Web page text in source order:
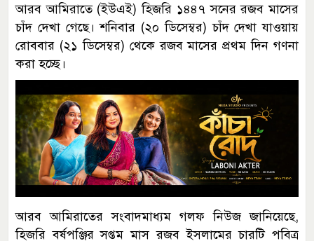
আরব আমিরাতে (ইউএই) হিজরি ১৪৪৭ সনের রজব মাসের
চাঁদ দেখা গেছে। শনিবার (২০ ডিসেম্বর) চাঁদ দেখা যাওয়ায়
রোববার (২১ ডিসেম্বর) থেকে রজব মাসের প্রথম দিন গণনা
করা হচ্ছে।
আরব আমিরাতের সংবাদমাধ্যম গলফ নিউজ জানিয়েছে,
হিজরি বর্ষপঞ্জির সপ্তম মাস রজব ইসলামের চারটি পবিত্র